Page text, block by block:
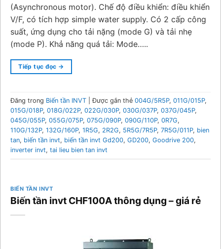
(Asynchronous motor). Chế độ điều khiển: điều khiển
V/F, có tích hợp simple water supply. Có 2 cấp công
suất, ứng dụng cho tải nặng (mode G) và tải nhẹ
(mode P). Khả năng quá tải: Mode…..
Tiếp tục đọc →
Đăng trong Biến tần INVT |Được gắn thẻ 004G/5R5P, 011G/015P,
015G/018P, 018G/022P, 022G/030P, 030G/037P, 037G/045P,
045G/055P, 055G/075P, 075G/090P, 090G/110P, 0R7G,
110G/132P, 132G/160P, 1R5G, 2R2G, 5R5G/7R5P, 7R5G/011P, bien
tan, biến tần invt, biến tần invt Gd200, GD200, Goodrive 200,
inverter invt, tai lieu bien tan invt
BIẾN TẦN INVT
Biến tần invt CHF100A thông dụng – giá rẻ